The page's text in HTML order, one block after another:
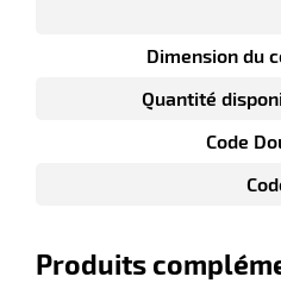
Dimension du
Quantité
Code
Produits